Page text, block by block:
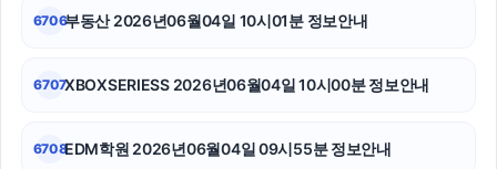
아고다할인코드
대전이혼전문변호사
6706부동산 2026년06월04일 10시01분 정보안내
6707XBOXSERIESS 2026년06월04일 10시00분 정보안내
6708EDM학원 2026년06월04일 09시55분 정보안내